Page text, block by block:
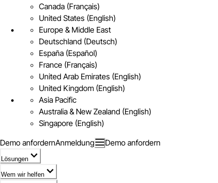
Canada (Français)
United States (English)
Europe & Middle East
Deutschland (Deutsch)
España (Español)
France (Français)
United Arab Emirates (English)
United Kingdom (English)
Asia Pacific
Australia & New Zealand (English)
Singapore (English)
Demo anfordernAnmeldung Demo anfordern
Lösungen
Wem wir helfen